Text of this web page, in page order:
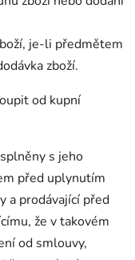
je-li předmětem
zboží.
od kupní
s jeho
před uplynutím
a prodávající před
že v takovém
od smlouvy,